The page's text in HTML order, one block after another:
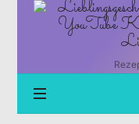
Rezepte
und
YouTube
Kanal